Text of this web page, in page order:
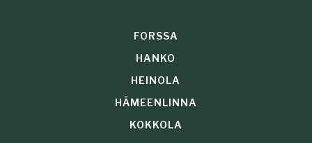
FORSSA
HANKO
HEINOLA
HÄMEENLINNA
KOKKOLA